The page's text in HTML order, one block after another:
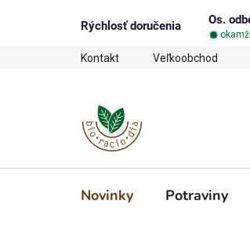
Rýchlosť doručenia Os.
Kontakt Veľkoobchod
Novinky Potraviny